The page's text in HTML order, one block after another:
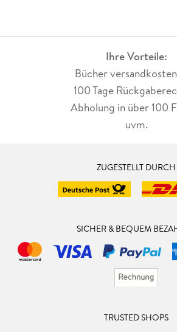
Ihre Vorteile:
Bücher
100 Tage
Abholung in über 100
uvm.
ZUGESTELLT DURCH
SICHER & BEQUEM
TRUSTED SHOPS